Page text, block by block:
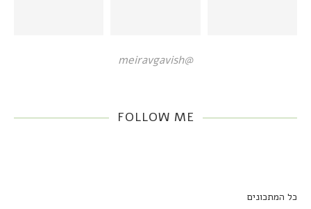
@meiravgavish
FOLLOW ME
כל המתכונים